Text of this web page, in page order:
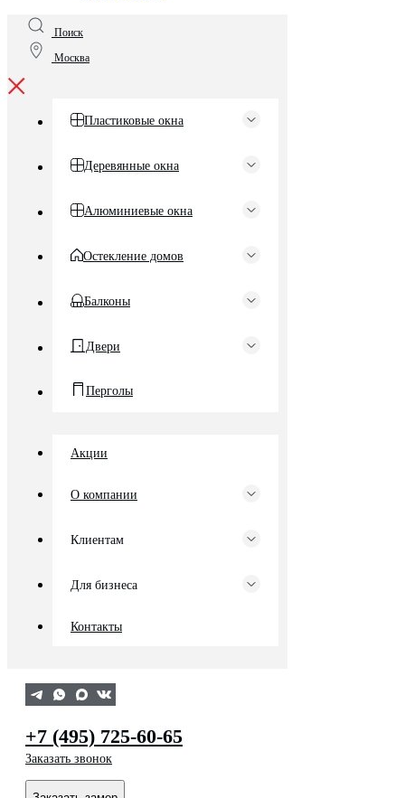
Поиск
Москва
Пластиковые окна
Деревянные окна
Алюминиевые окна
Остекление домов
Балконы
Двери
Перголы
Акции
О компании
Клиентам
Для бизнеса
Контакты
+7 (495) 725-60-65
Заказать звонок